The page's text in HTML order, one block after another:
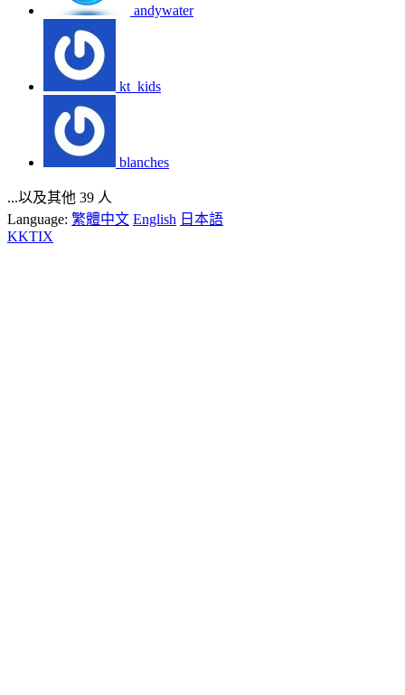
andywater
kt_kids
blanches
...以及其他 39 人
Language: 繁體中文 English 日本語
KKTIX